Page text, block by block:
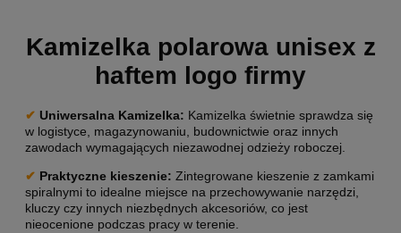
Kamizelka polarowa unisex z
haftem logo firmy
✔ Uniwersalna Kamizelka: Kamizelka świetnie sprawdza się
w logistyce, magazynowaniu, budownictwie oraz innych
zawodach wymagających niezawodnej odzieży roboczej.
✔ Praktyczne kieszenie: Zintegrowane kieszenie z zamkami
spiralnymi to idealne miejsce na przechowywanie narzędzi,
kluczy czy innych niezbędnych akcesoriów, co jest
nieocenione podczas pracy w terenie.